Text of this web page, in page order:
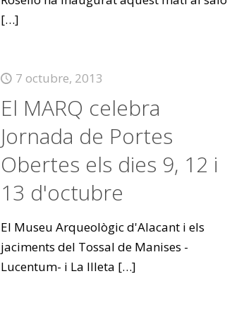
[…]
7 octubre, 2013
El MARQ celebra
Jornada de Portes
Obertes els dies 9, 12 i
13 d'octubre
El Museu Arqueològic d'Alacant i els
jaciments del Tossal de Manises -
Lucentum- i La Illeta […]